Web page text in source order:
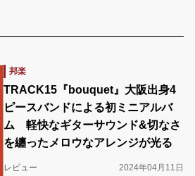
邦楽
TRACK15『bouquet』大阪出身4
ピースバンドによる初ミニアルバ
ム 軽快なギターサウンド&切なさ
を纏ったメロウなアレンジが光る
レビュー 2024年04月11日